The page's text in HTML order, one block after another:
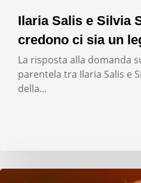
Ilaria Salis e Silvia
credono ci sia un
La risposta alla domanda
parentela tra Ilaria Salis e
della…